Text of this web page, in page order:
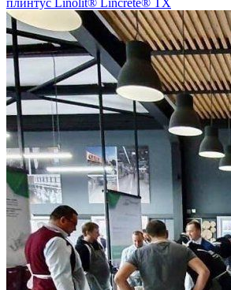
плинтус Linolit® Lincrete® ТХ